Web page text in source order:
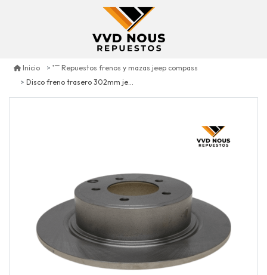
Inicio
Repuestos frenos y mazas jeep compass
Disco freno trasero 302mm jeep compass 2.4 2007/2017